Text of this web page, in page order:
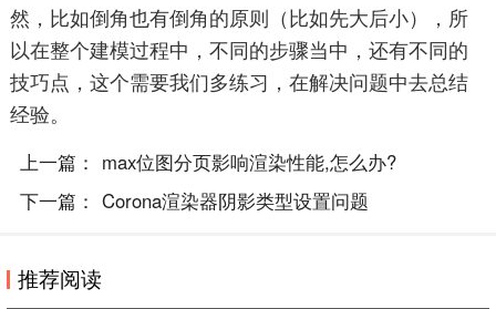
然，比如倒角也有倒角的原则（比如先大后小），所
以在整个建模过程中，不同的步骤当中，还有不同的
技巧点，这个需要我们多练习，在解决问题中去总结
经验。
上一篇： max位图分页影响渲染性能,怎么办?
下一篇： Corona渲染器阴影类型设置问题
推荐阅读